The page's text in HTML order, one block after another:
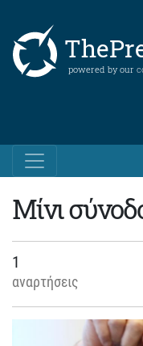
powered by our
Μίνι
1
αναρτήσεις